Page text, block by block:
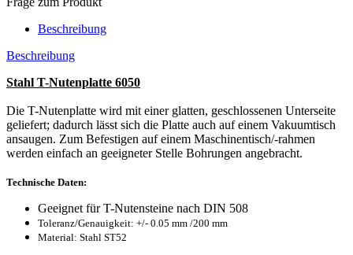
Beschreibung
Beschreibung
Stahl T-Nutenplatte 6050
Die T-Nutenplatte wird mit einer glatten, geschlossenen Unterseite
geliefert; dadurch lässt sich die Platte auch auf einem Vakuumtisch
ansaugen. Zum Befestigen auf einem Maschinentisch/-rahmen
werden einfach an geeigneter Stelle Bohrungen angebracht.
Technische Daten:
Geeignet für T-Nutensteine nach DIN 508
Toleranz/Genauigkeit: +/- 0.05 mm /200 mm
Material: Stahl ST52